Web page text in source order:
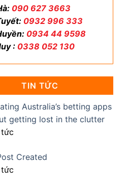
090 627 3663
0932 996 333
0934 44 9598
: 0338 052 130
TIN TỨC
Australia’s betting apps
getting lost in the clutter
tức
Created
tức
Add to
SODIUM METABISULFIT